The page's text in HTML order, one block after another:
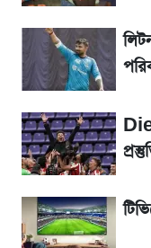
La Liga 2026-
খবর
সূর্যগ্রহণের দিন